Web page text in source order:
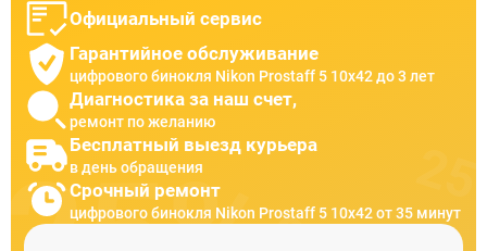
Официальный сервис
Гарантийное обслуживание
цифрового бинокля Nikon Prostaff 5 10x42 до 3 лет
Диагностика за наш счет,
ремонт по желанию
Бесплатный выезд курьера
в день обращения
Срочный ремонт
цифрового бинокля Nikon Prostaff 5 10x42 от 35 минут